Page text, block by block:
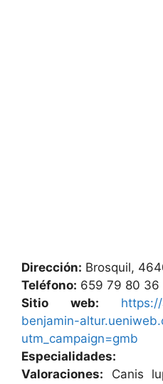
Dirección: Brosquil,
Teléfono: 659 79 80 36
Sitio web:
benjamin-
utm_campaign=gmb
Especialidades:
Valoraciones: Canis